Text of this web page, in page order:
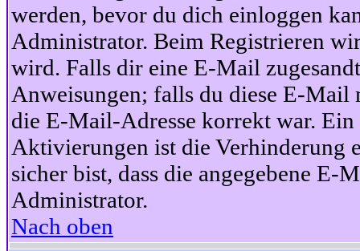
werden, bevor du dich einloggen
Administrator. Beim Registrieren
wird. Falls dir eine E-Mail
Anweisungen; falls du diese E-Mail
die E-Mail-Adresse korrekt war.
Aktivierungen ist die Verhinderung
sicher bist, dass die angegebene
Administrator.
Nach oben